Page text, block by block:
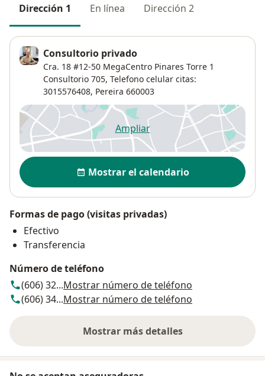
Dirección 1 En línea Dirección 2
Consultorio privado
Cra. 18 #12-50 MegaCentro Pinares Torre 1
Consultorio 705, Telefono celular citas:
3015576408, Pereira 660003
Ampliarse abre en una nueva
Disponibilidad
Mostrar el calendario
Formas de pago (visitas privadas)
Efectivo
Transferencia
Número de teléfono
(606) 32...Mostrar número de teléfono
(606) 34...Mostrar número de teléfono
Mostrar más detalles
sobre la dirección